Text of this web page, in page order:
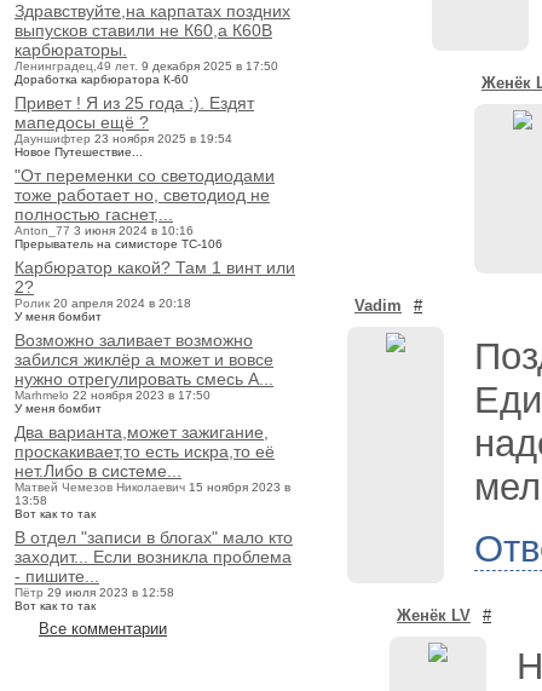
Здравствуйте,на карпатах поздних
выпусков ставили не К60,а К60В
карбюраторы.
Ленинградец,49 лет. 9 декабря 2025 в 17:50
Доработка карбюратора К-60
Привет ! Я из 25 года :). Ездят
мапедосы ещё ?
Дауншифтер 23 ноября 2025 в 19:54
Новое Путешествие...
"От переменки со светодиодами
тоже работает но, светодиод не
полностью гаснет,...
Anton_77 3 июня 2024 в 10:16
Прерыватель на симисторе ТС-106
Карбюратор какой? Там 1 винт или
2?
Ролик 20 апреля 2024 в 20:18
У меня бомбит
Возможно заливает возможно
забился жиклёр а может и вовсе
нужно отрегулировать смесь А...
Marhmelo 22 ноября 2023 в 17:50
У меня бомбит
Два варианта,может зажигание,
проскакивает,то есть искра,то её
нет.Либо в системе...
Матвей Чемезов Николаевич 15 ноября 2023 в
13:58
Вот как то так
В отдел "записи в блогах" мало кто
заходит... Если возникла проблема
- пишите...
Пётр 29 июля 2023 в 12:58
Вот как то так
Все комментарии
Женёк
Vadim #
Женёк LV #